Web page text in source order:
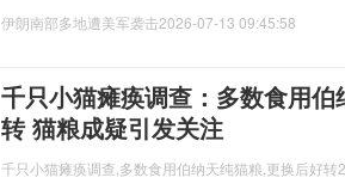
伊朗南部多地遭美军袭击2026-07-13 09:45:58
千只小猫瘫痪调查：多数食用
转 猫粮成疑引发关注
千只小猫瘫痪调查,多数食用伯纳天纯猫粮,更换后好转